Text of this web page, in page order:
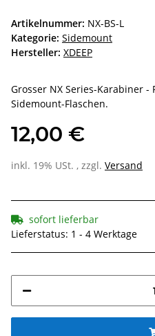
Artikelnummer: NX-BS-L
Kategorie: Sidemount
Hersteller: XDEEP
Grosser NX Series-Karabiner
Sidemount-Flaschen.
12,00 €
inkl. 19% USt. , zzgl. Versand
sofort lieferbar
Lieferstatus: 1 - 4 Werktage